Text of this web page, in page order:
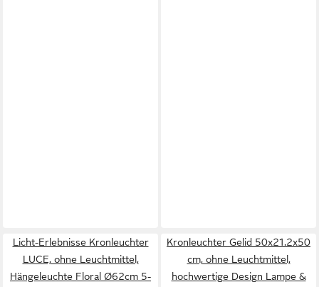
Licht-Erlebnisse Kronleuchter
LUCE, ohne Leuchtmittel,
Hängeleuchte Floral Ø62cm 5-
Kronleuchter Gelid 50x21.2x50
cm, ohne Leuchtmittel,
hochwertige Design Lampe &